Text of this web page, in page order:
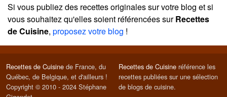
Si vous publiez des recettes originales sur votre blog et si
vous souhaitez qu'elles soient référencées surRecettes
de Cuisine, proposez votre blog !
Recettes de Cuisine de France, du
Québec, de Belgique, et d'ailleurs !
Copyright © 2010 - 2024 Stéphane
Recettes de Cuisine référence les
recettes publiées sur une sélection
de blogs de cuisine.